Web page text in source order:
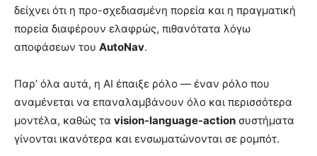
δείχνει ότι η προ-σχεδιασμένη πορεία και η πραγματική
πορεία διαφέρουν ελαφρώς, πιθανότατα λόγω
αποφάσεων του AutoNav.
Παρ’ όλα αυτά, η AI έπαιξε ρόλο — έναν ρόλο που
αναμένεται να επαναλαμβάνουν όλο και περισσότερα
μοντέλα, καθώς τα vision-language-action συστήματα
γίνονται ικανότερα και ενσωματώνονται σε ρομπότ.